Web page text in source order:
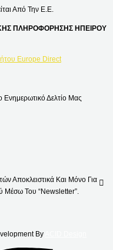
Από Την Ε.Ε.
ΠΛΗΡΟΦΟΡΗΣΗΣ ΗΠΕΙΡΟΥ
Europe Direct
Ενημερωτικό Δελτίο Μας
Αποκλειστικά Και Μόνο Για
Μέσω Του “Newsletter”.
By